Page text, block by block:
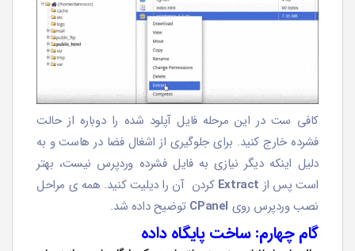
کافی ست در این مرحله فایل آپلود شده را دوباره از حالت
فشرده خارج کنید. برای جلوگیری از اشغال فضا در هاست و به
دلیل اینکه دیگر نیازی به فایل فشرده وردپرس نیست، بهتر
است پس از Extract کردن آن را دیلیت کنید. همه ی مراحل
نصب وردپرس روی CPanel توضیح داده شد.
گام چهارم: ساخت پایگاه داده